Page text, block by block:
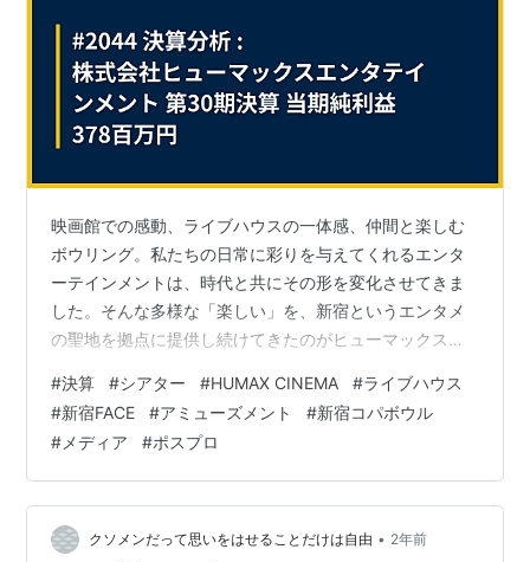
映画館での感動、ライブハウスの一体感、仲間と楽しむ
ボウリング。私たちの日常に彩りを与えてくれるエンタ
ーテインメントは、時代と共にその形を変化させてきま
した。そんな多様な「楽しい」を、新宿というエンタメ
の聖地を拠点に提供し続けてきたのがヒューマックスグ
エンタテインメントは、2024年4月に大きな節目を迎え
ました。映画館、アミューズメント、映像制作という、
これまで別々の会社が担ってきた3つの事業体が一つに統
合され、「新生」総合エンタテインメント企業として新
たなスタートを切ったのです。今回の決算公告は、この
歴史的な統合を経て初めての成果を示すものと言…
#決算 #シアター #HUMAX CINEMA #ライブハウス
#新宿FACE #アミューズメント #新宿コパボウル
# メディア #ポスプロ
クソメンだって思いをはせることだけは自由 • 2年前